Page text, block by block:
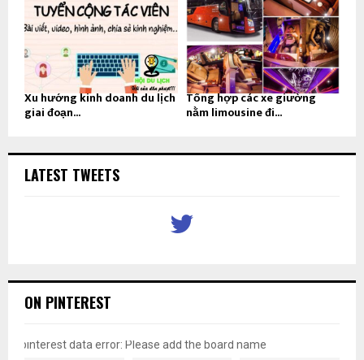
Xu hướng kinh doanh du lịch
giai đoạn...
Tổng hợp các xe giường
nằm limousine đi...
LATEST TWEETS
ON PINTEREST
pinterest data error: Please add the board name